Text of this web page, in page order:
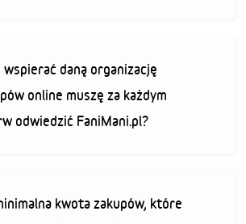
wspierać daną organizację
online muszę za każdym
odwiedzić FaniMani.pl?
kwota zakupów, które